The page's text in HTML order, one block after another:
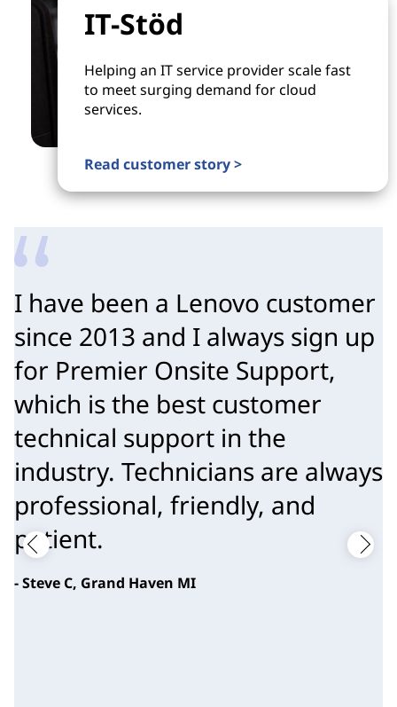
IT-Stöd
Helping an IT service provider scale fast
to meet surging demand for cloud
services.
Read customer story >
I have been a Lenovo customer
since 2013 and I always sign up
for Premier Onsite Support,
which is the best customer
technical support in the
industry. Technicians are always
professional, friendly, and
patient.
- Steve C, Grand Haven MI